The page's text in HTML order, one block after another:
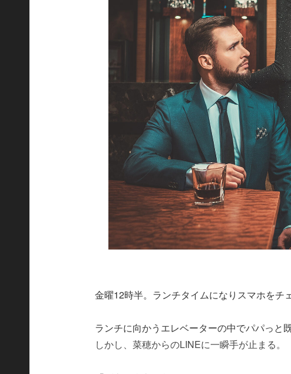
金曜12時半。ランチタイムになりスマホをチ
ランチに向かうエレベーターの中でパパっと
しかし、菜穂からのLINEに一瞬手が止まる。